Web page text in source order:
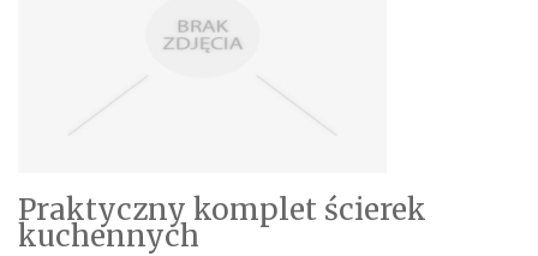
Praktyczny komplet ścierek
kuchennych